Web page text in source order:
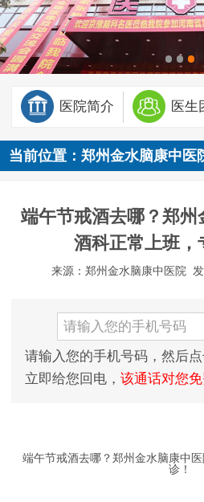
医院简介 医生
当前位置：郑州金水脑康中医
端午节戒酒去哪？郑
酒科正常上班，
来源：郑州金水脑康中医院
请输入您的手机号码，然后
立即给您回电， 该通话对您
端午节戒酒去哪？郑州金水脑康中
诊！